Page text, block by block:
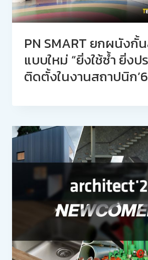
PN SMART ยกผนังกั้น
แบบใหม่ “ยิ่งใช้ซ้ำ ยิ่งป
ติดตั้งในงานสถาปนิก